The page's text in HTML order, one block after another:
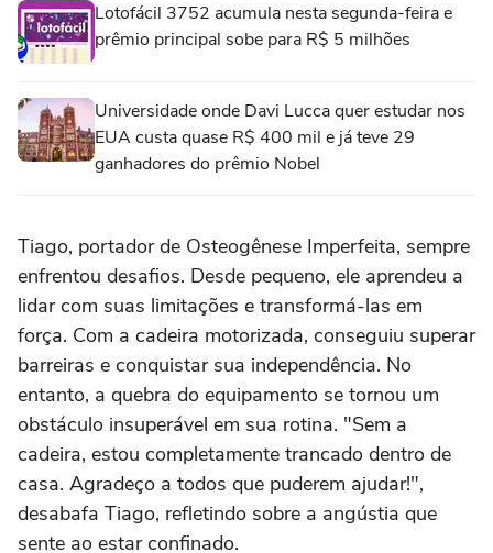
Lotofácil 3752 acumula nesta segunda-feira e
prêmio principal sobe para R$ 5 milhões
Universidade onde Davi Lucca quer estudar nos
EUA custa quase R$ 400 mil e já teve 29
ganhadores do prêmio Nobel
Tiago, portador de Osteogênese Imperfeita, sempre
enfrentou desafios. Desde pequeno, ele aprendeu a
lidar com suas limitações e transformá-las em
força. Com a cadeira motorizada, conseguiu superar
barreiras e conquistar sua independência. No
entanto, a quebra do equipamento se tornou um
obstáculo insuperável em sua rotina. "Sem a
cadeira, estou completamente trancado dentro de
casa. Agradeço a todos que puderem ajudar!",
desabafa Tiago, refletindo sobre a angústia que
sente ao estar confinado.